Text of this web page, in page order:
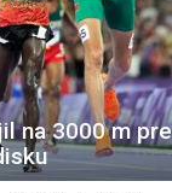
na 3000 m